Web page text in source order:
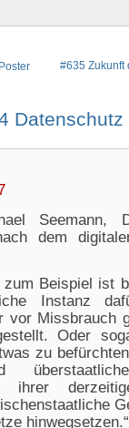
#635 Zukunft
Datenschutz
Seemann,
dem
zum Beispiel ist
Instanz
vor Missbrauch
Oder
zu
ihrer
hinwegsetzen.“